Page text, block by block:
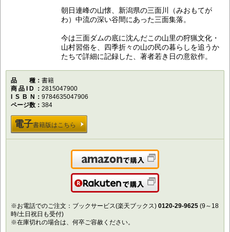
朝日連峰の山懐、新潟県の三面川（みおもてが
わ）中流の深い谷間にあった三面集落。
今は三面ダムの底に沈んだこの山里の狩猟文化・
山村習俗を、四季折々の山の民の暮らしを追うか
たちで詳細に記録した、著者若き日の意欲作。
品種書籍
商品ID
2815047900
ISBN
9784635047906
ページ数
384
電子書籍版はこちら
Amazonで購入
楽天で購入
※お電話でのご注文：ブックサービス(楽天ブックス) 0120-29-9625 (9～18
時/土日祝日も受付)
※在庫切れの場合は、何卒ご容赦ください。